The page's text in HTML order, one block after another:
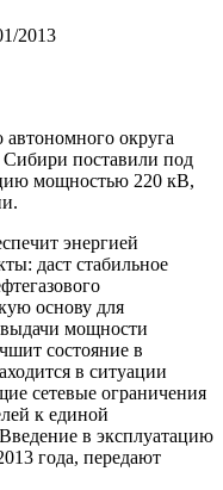
2013
округа
поставили под
мощностью 220 кВ,
энергией
даст стабильное
основу для
выдачи мощности
состояние в
в ситуации
сетевые ограничения
к единой
в эксплуатацию
года, передают